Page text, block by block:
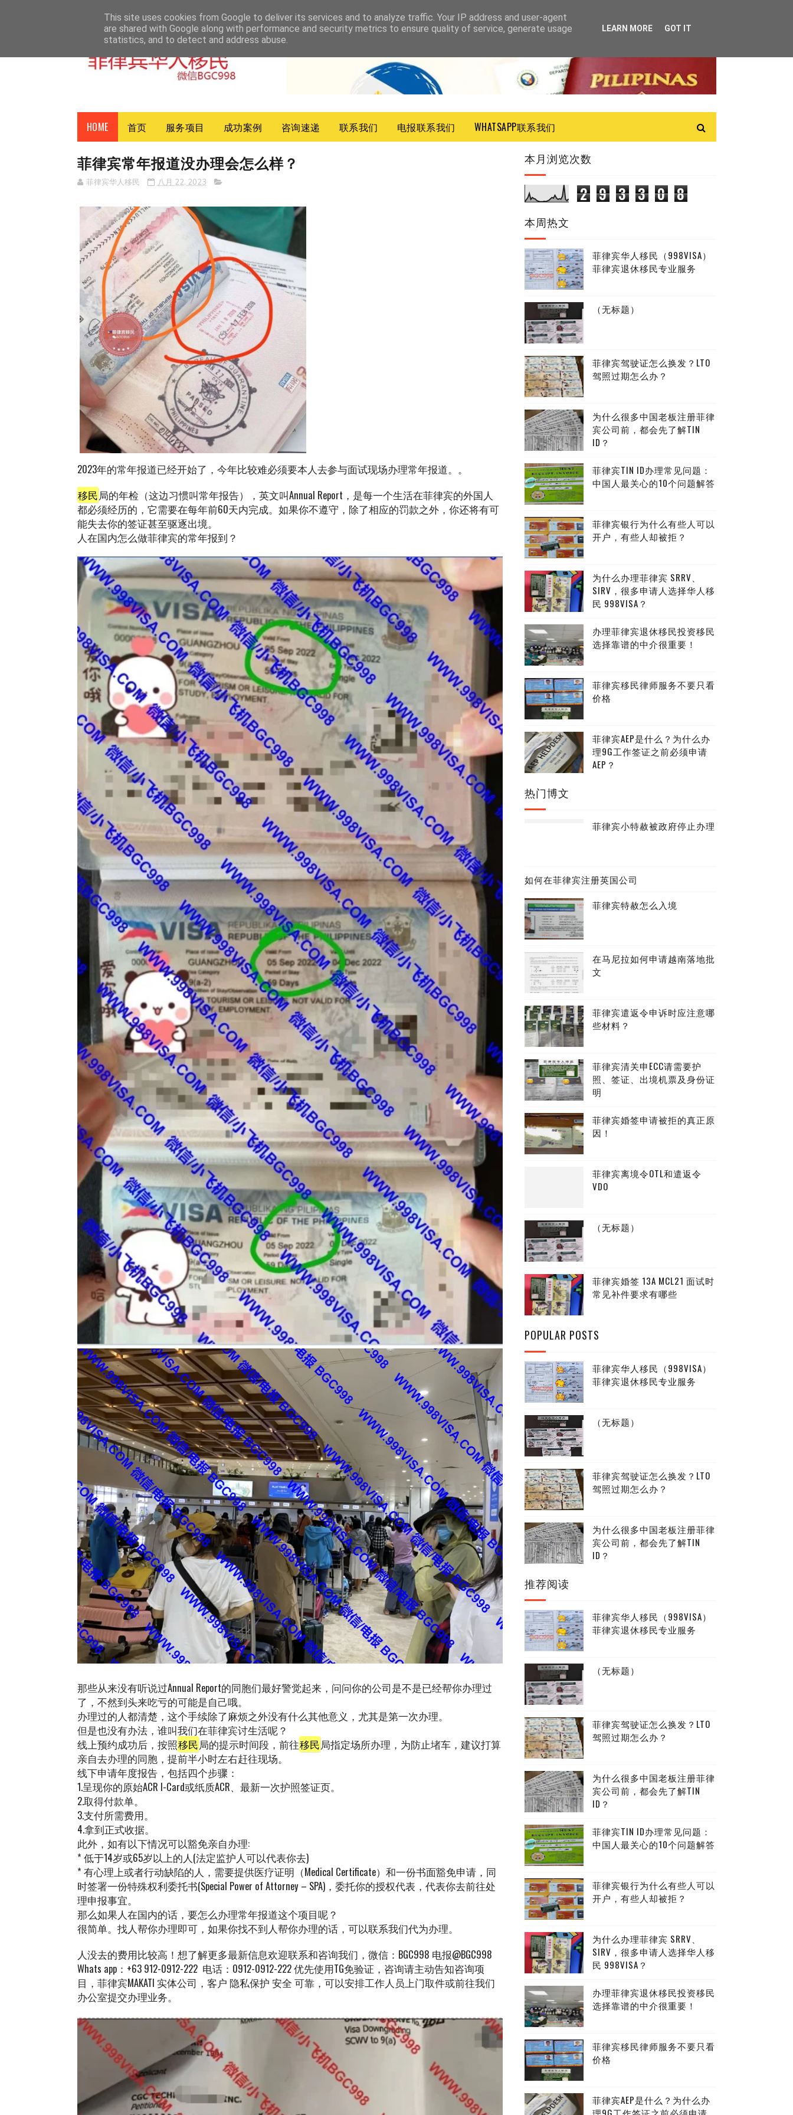
ABOUT CONTACT
HOME 首页 服务项目 成功案例 咨询速递 联系我们 电报联系我们 WHATSAPP联系我们
菲律宾常年报道没办理会怎么样？
菲律宾华人移民 八月 22, 2023
2023年的常年报道已经开始了，今年比较难必须要本人去参与面试现场办理常年报道。。
移民局的年检（这边习惯叫常年报告），英文叫Annual Report，是每一个生活在菲律宾的外国人
都必须经历的，它需要在每年前60天内完成。如果你不遵守，除了相应的罚款之外，你还将有可
能失去你的签证甚至驱逐出境。
人在国内怎么做菲律宾的常年报到？
那些从来没有听说过Annual Report的同胞们最好警觉起来，问问你的公司是不是已经帮你办理过
了，不然到头来吃亏的可能是自己哦。
办理过的人都清楚，这个手续除了麻烦之外没有什么其他意义，尤其是第一次办理。
但是也没有办法，谁叫我们在菲律宾讨生活呢？
线上预约成功后，按照移民局的提示时间段，前往移民局指定场所办理，为防止堵车，建议打算
亲自去办理的同胞，提前半小时左右赶往现场。
线下申请年度报告，包括四个步骤：
1.呈现你的原始ACR I-Card或纸质ACR、最新一次护照签证页。
2.取得付款单。
3.支付所需费用。
4.拿到正式收据。
此外，如有以下情况可以豁免亲自办理:
* 低于14岁或65岁以上的人(法定监护人可以代表你去)
* 有心理上或者行动缺陷的人，需要提供医疗证明（Medical Certificate）和一份书面豁免申请，同
时签署一份特殊权利委托书(Special Power of Attorney – SPA)，委托你的授权代表，代表你去前往处
理申报事宜。
那么如果人在国内的话，要怎么办理常年报道这个项目呢？
很简单。找人帮你办理即可，如果你找不到人帮你办理的话，可以联系我们代为办理。
人没去的费用比较高！想了解更多最新信息欢迎联系和咨询我们，微信：BGC998 电报@BGC998
Whats app：+63 912-0912-222 电话：0912-0912-222 优先使用TG免验证，咨询请主动告知咨询项
目，菲律宾MAKATI 实体公司，客户 隐私保护 安全 可靠，可以安排工作人员上门取件或前往我们
办公室提交办理业务。
本月浏览次数
2 9 3 3 0 8
本周热文
菲律宾华人移民（998VISA）
菲律宾退休移民专业服务
（无标题）
菲律宾驾驶证怎么换发？LTO
驾照过期怎么办？
为什么很多中国老板注册菲律
宾公司前，都会先了解TIN
ID？
菲律宾TIN ID办理常见问题：
中国人最关心的10个问题解答
菲律宾银行为什么有些人可以
开户，有些人却被拒？
为什么办理菲律宾 SRRV、
SIRV，很多申请人选择华人移
民 998VISA？
办理菲律宾退休移民投资移民
选择靠谱的中介很重要！
菲律宾移民律师服务不要只看
价格
菲律宾AEP是什么？为什么办
理9G工作签证之前必须申请
AEP？
热门博文
菲律宾小特赦被政府停止办理
如何在菲律宾注册英国公司
菲律宾特赦怎么入境
在马尼拉如何申请越南落地批
文
菲律宾遣返令申诉时应注意哪
些材料？
菲律宾清关申ECC请需要护
照、签证、出境机票及身份证
明
菲律宾婚签申请被拒的真正原
因！
菲律宾离境令OTL和遣返令
VDO
（无标题）
菲律宾婚签 13A MCL21 面试时
常见补件要求有哪些
POPULAR POSTS
菲律宾华人移民（998VISA）
菲律宾退休移民专业服务
（无标题）
菲律宾驾驶证怎么换发？LTO
驾照过期怎么办？
为什么很多中国老板注册菲律
宾公司前，都会先了解TIN
ID？
推荐阅读
菲律宾华人移民（998VISA）
菲律宾退休移民专业服务
（无标题）
菲律宾驾驶证怎么换发？LTO
驾照过期怎么办？
为什么很多中国老板注册菲律
宾公司前，都会先了解TIN
ID？
菲律宾TIN ID办理常见问题：
中国人最关心的10个问题解答
菲律宾银行为什么有些人可以
开户，有些人却被拒？
为什么办理菲律宾 SRRV、
SIRV，很多申请人选择华人移
民 998VISA？
办理菲律宾退休移民投资移民
选择靠谱的中介很重要！
菲律宾移民律师服务不要只看
价格
菲律宾AEP是什么？为什么办
This site uses cookies from Google to deliver its services and to analyze traffic. Your IP address and user-agent
are shared with Google along with performance and security metrics to ensure quality of service, generate usage
statistics, and to detect and address abuse.
LEARN MORE GOT IT